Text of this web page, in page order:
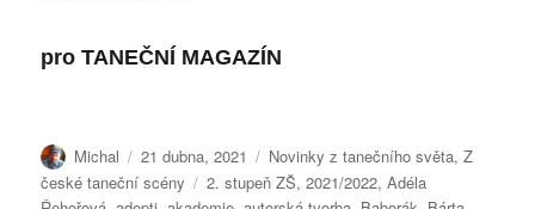
proTANEČNÍ MAGAZÍN
Autor:
Michal Publikováno:
21 dubna, 2021 Rubriky:
Novinky z tanečního světa,Z
české taneční scény
Štítky:
2. stupeň ZŠ,2021/2022,Adéla